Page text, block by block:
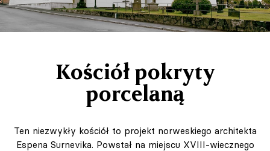
Kościół pokryty
porcelaną
Ten niezwykły kościół to projekt norweskiego architekta
Espena Surnevika. Powstał na miejscu XVIII-wiecznego